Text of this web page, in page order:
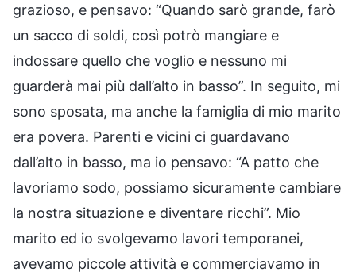
grazioso, e pensavo: “Quando sarò grande, farò
un sacco di soldi, così potrò mangiare e
indossare quello che voglio e nessuno mi
guarderà mai più dall’alto in basso”. In seguito, mi
sono sposata, ma anche la famiglia di mio marito
era povera. Parenti e vicini ci guardavano
dall’alto in basso, ma io pensavo: “A patto che
lavoriamo sodo, possiamo sicuramente cambiare
la nostra situazione e diventare ricchi”. Mio
marito ed io svolgevamo lavori temporanei,
avevamo piccole attività e commerciavamo in